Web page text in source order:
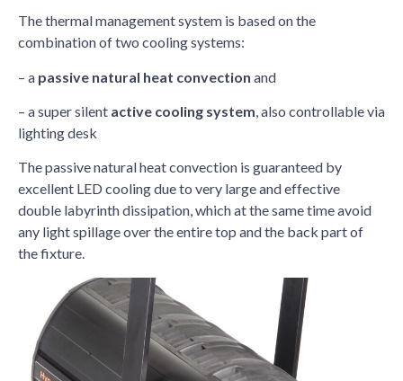
The thermal management system is based on the
combination of two cooling systems:
– a passive natural heat convection and
– a super silent active cooling system, also controllable via
lighting desk
The passive natural heat convection is guaranteed by
excellent LED cooling due to very large and effective
double labyrinth dissipation, which at the same time avoid
any light spillage over the entire top and the back part of
the fixture.